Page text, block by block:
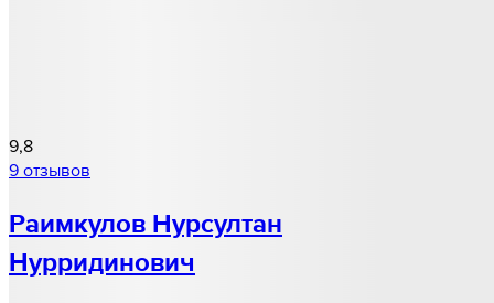
9,8
9 отзывов
Раимкулов Нурсултан
Нурридинович